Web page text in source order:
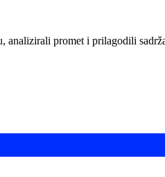
analizirali promet i prilagodili